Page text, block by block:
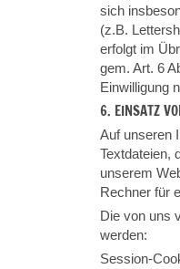
sich
(z.B.
erfolgt im
gem. Art. 6
Einwilligung
6. EINSATZ
Auf unseren
Textdateien,
unserem
Rechner für
Die von uns
werden:
Session-